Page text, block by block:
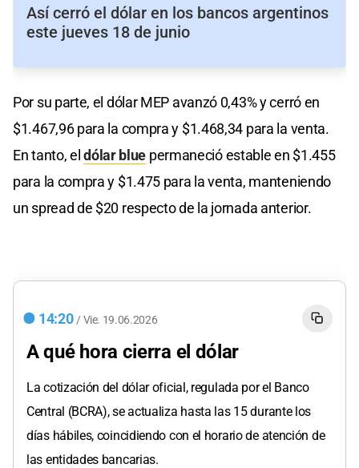
Así cerró el dólar en los bancos argentinos
este jueves 18 de junio
Por su parte, el dólar MEP avanzó 0,43% y cerró en
$1.467,96 para la compra y $1.468,34 para la venta.
En tanto, eldólar blue permaneció estable en $1.455
para la compra y $1.475 para la venta, manteniendo
un spread de $20 respecto de la jornada anterior.
14:20 / Vie. 19.06.2026
A qué hora cierra el dólar
La cotización del dólar oficial, regulada por el Banco
Central (BCRA), se actualiza hasta las 15 durante los
días hábiles, coincidiendo con el horario de atención de
las entidades bancarias.